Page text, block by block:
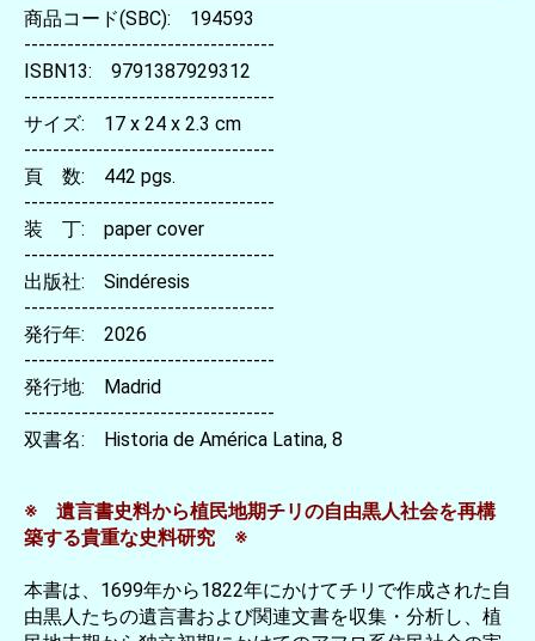
商品コード(SBC): 194593
-----------------------------------
ISBN13: 9791387929312
-----------------------------------
サイズ: 17 x 24 x 2.3 cm
-----------------------------------
頁 数: 442 pgs.
-----------------------------------
装 丁: paper cover
-----------------------------------
出版社: Sindéresis
-----------------------------------
発行年: 2026
-----------------------------------
発行地: Madrid
-----------------------------------
双書名: Historia de América Latina, 8
※ 遺言書史料から植民地期チリの自由黒人社会を再構
築する貴重な史料研究 ※
本書は、1699年から1822年にかけてチリで作成された自
由黒人たちの遺言書および関連文書を収集・分析し、植